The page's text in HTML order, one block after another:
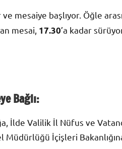
ve mesaiye başlıyor. Öğle
mesai, 17.30’a kadar
Bağlı:
İlde Valilik İl Nüfus ve
İçişleri Bakanlığına